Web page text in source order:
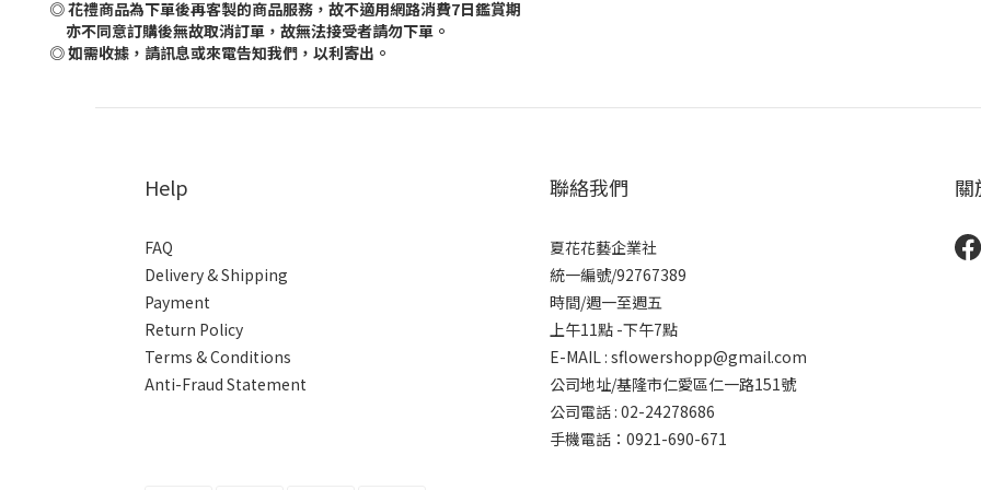
◎ 花禮商品為下單後再客製的商品服務，故不適用網路消費7日鑑賞期
亦不同意訂購後無故取消訂單，故無法接受者請勿下單。
◎ 如需收據，請訊息或來電告知我們，以利寄出。
Help
FAQ
Delivery & Shipping
Payment
Return Policy
Terms & Conditions
Anti-Fraud Statement
聯絡我們
夏花花藝企業社
統一編號/92767389
時間/週一至週五
上午11點 -下午7點
E-MAIL : sflowershopp@gmail.com
公司地址/基隆市仁愛區仁一路151號
公司電話 : 02-24278686
手機電話：0921-690-671
關